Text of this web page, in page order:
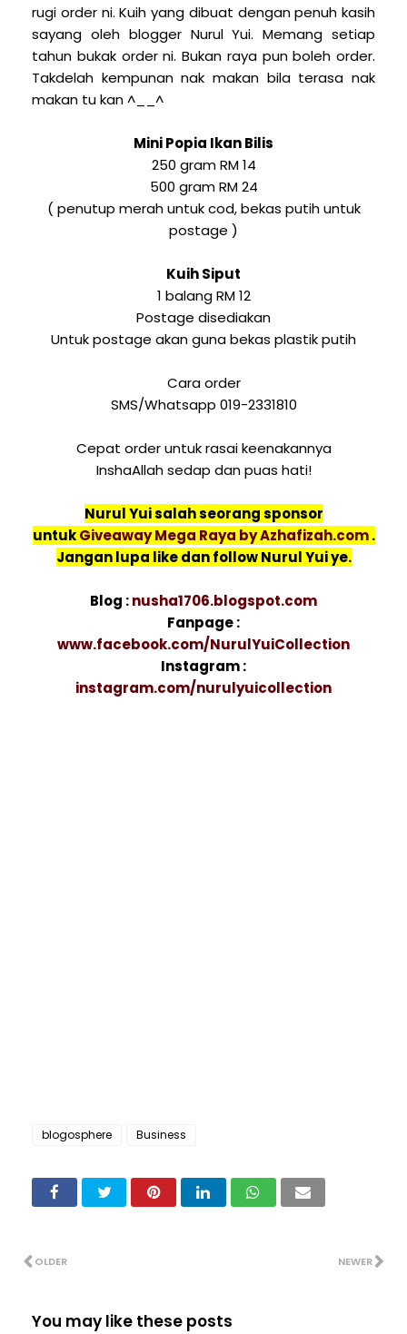
rugi order ni. Kuih yang dibuat dengan penuh kasih
sayang oleh blogger Nurul Yui. Memang setiap
tahun bukak order ni. Bukan raya pun boleh order.
Takdelah kempunan nak makan bila terasa nak
makan tu kan ^__^
Mini Popia Ikan Bilis
250 gram RM 14
500 gram RM 24
( penutup merah untuk cod, bekas putih untuk
postage )
Kuih Siput
1 balang RM 12
Postage disediakan
Untuk postage akan guna bekas plastik putih
Cara order
SMS/Whatsapp 019-2331810
Cepat order untuk rasai keenakannya
InshaAllah sedap dan puas hati!
Nurul Yui salah seorang sponsor
untukGiveaway Mega Raya by Azhafizah.com.
Jangan lupa like dan follow Nurul Yui ye.
Blog :nusha1706.blogspot.com
Fanpage :
www.facebook.com/NurulYuiCollection
Instagram :
instagram.com/nurulyuicollection
blogosphere Business
NEWER
OLDER
You may like these posts